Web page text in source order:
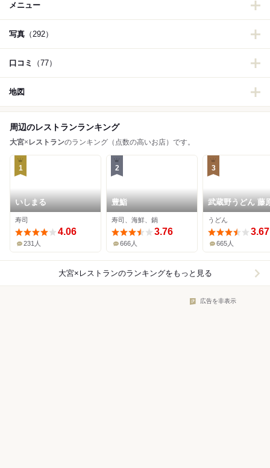
メニュー
写真 （292）
口コミ （77）
地図
周辺のレストランランキング
大宮× レストランのランキング（点数の高いお店）です。
1
いしまる
寿司
4.06
231人
2
豊鮨
寿司、海鮮、鍋
3.76
666人
3
武蔵野うどん 藤
与野本店
うどん
3.67
665人
大宮×レストランのランキングをもっと見る
広告を非表示